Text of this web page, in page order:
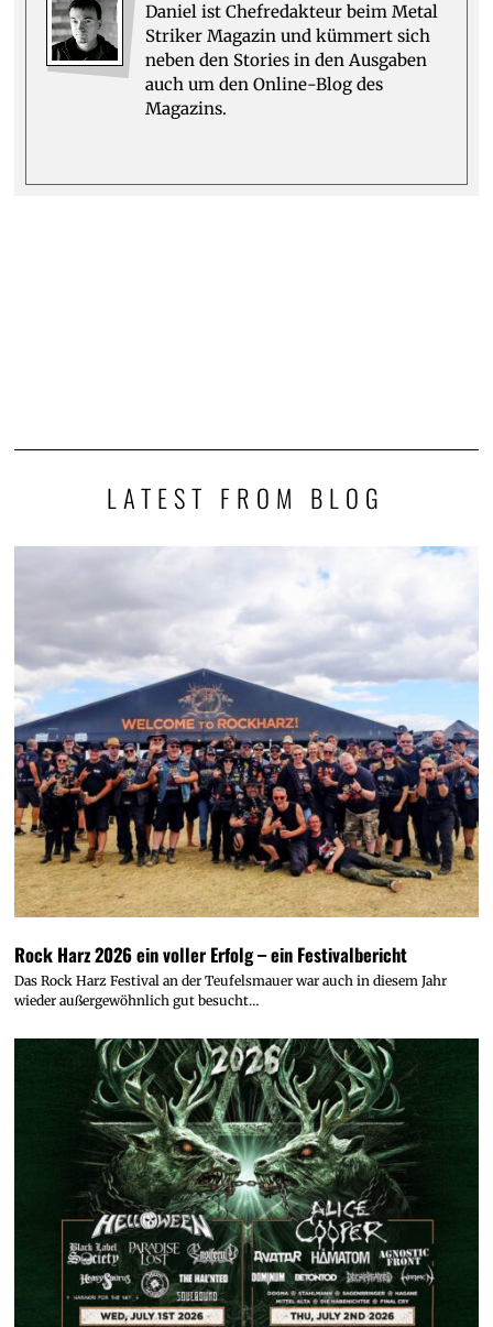
Daniel ist Chefredakteur beim Metal
Striker Magazin und kümmert sich
neben den Stories in den Ausgaben
auch um den Online-Blog des
Magazins.
LATEST FROM BLOG
Rock Harz 2026 ein voller Erfolg – ein Festivalbericht
Das Rock Harz Festival an der Teufelsmauer war auch in diesem Jahr
wieder außergewöhnlich gut besucht…